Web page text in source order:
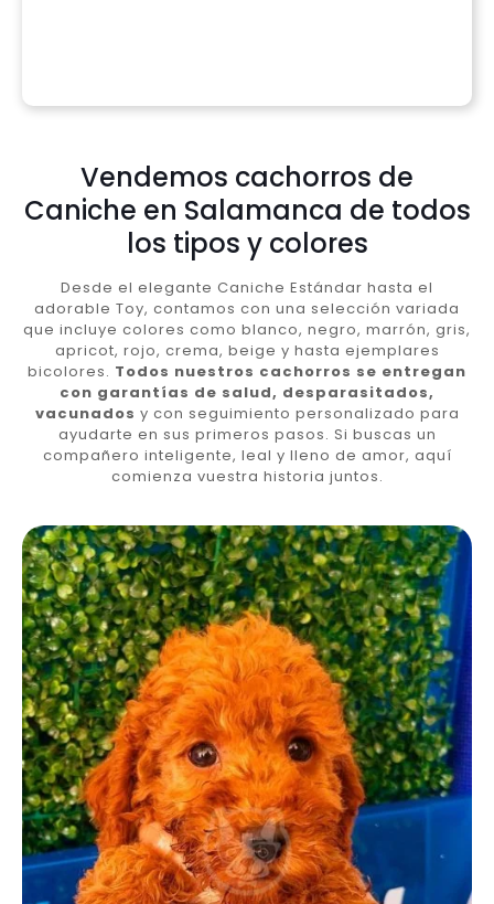
Vendemos cachorros de
Caniche en Salamanca de todos
los tipos y colores
Desde el elegante Caniche Estándar hasta el
adorable Toy, contamos con una selección variada
que incluye colores como blanco, negro, marrón, gris,
apricot, rojo, crema, beige y hasta ejemplares
bicolores. Todos nuestros cachorros se entregan
con garantías de salud, desparasitados,
vacunados y con seguimiento personalizado para
ayudarte en sus primeros pasos. Si buscas un
compañero inteligente, leal y lleno de amor, aquí
comienza vuestra historia juntos.